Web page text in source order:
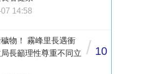
14:58
物！ 霧峰里長遇衝
長籲理性尊重不同立
/ 10